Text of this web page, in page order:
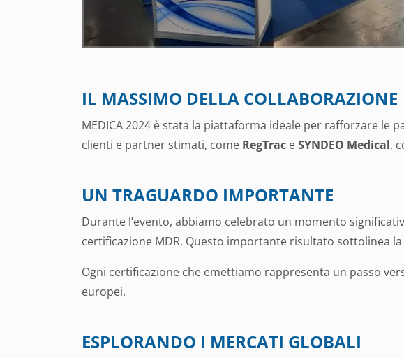
IL MASSIMO DELLA COLLABORAZIONE
MEDICA 2024 è stata la piattaforma ideale per rafforzare
clienti e partner stimati, come RegTrac eSYNDEO Medical,
UN TRAGUARDO IMPORTANTE
Durante l’evento, abbiamo celebrato un momento
certificazione MDR. Questo importante risultato sottolinea
Ogni certificazione che emettiamo rappresenta un passo
europei.
ESPLORANDO I MERCATI GLOBALI